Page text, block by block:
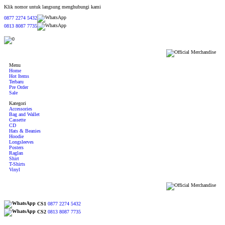
Klik nomor untuk langsung menghubungi kami
0877 2274 5432
0813 8087 7735
0
Menu
Home
Hot Items
Terbaru
Pre Order
Sale
Kategori
Accessories
Bag and Wallet
Cassette
CD
Hats & Beanies
Hoodie
Longsleeves
Posters
Raglan
Shirt
T-Shirts
Vinyl
CS1 0877 2274 5432
CS2 0813 8087 7735